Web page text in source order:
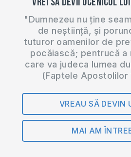
"Dumnezeu nu ține
de neștiință, și
tuturor oamenilor de
pocăiască; pentrucă a
care va judeca lumea
(Faptele Apostolilor
VREAU SĂ DEVIN
MAI AM